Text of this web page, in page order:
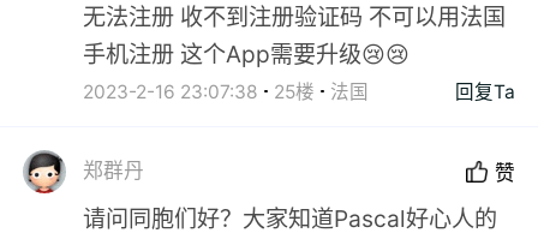
无法注册 收不到注册验证码 不可以用法国
手机注册 这个App需要升级😢😢
2023-2-16 23:07:38 25楼 法国 回复Ta
郑群丹 赞
请问同胞们好？大家知道Pascal好心人的